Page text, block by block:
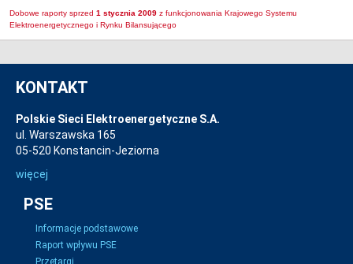
Dobowe raporty sprzed 1 stycznia 2009 z funkcjonowania Krajowego Systemu
Elektroenergetycznego i Rynku Bilansującego
KONTAKT
Polskie Sieci Elektroenergetyczne S.A.
ul. Warszawska 165
05-520 Konstancin-Jeziorna
więcej
PSE
Informacje podstawowe
Raport wpływu PSE
Przetargi